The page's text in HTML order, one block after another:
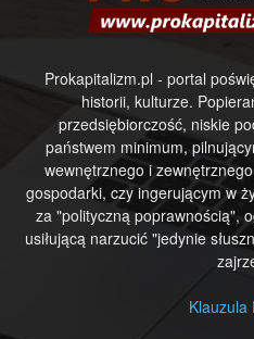
Prokapitalizm.pl - portal
historii, kulturze.
przedsiębiorczość, niskie
państwem minimum,
wewnętrznego i
gospodarki, czy ingerującym w
za "polityczną poprawnością",
usiłującą narzucić "jedynie
Klauzula